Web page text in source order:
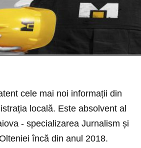
cele mai noi informații din
locală. Este absolvent al
- specializarea Jurnalism și
încă din anul 2018.